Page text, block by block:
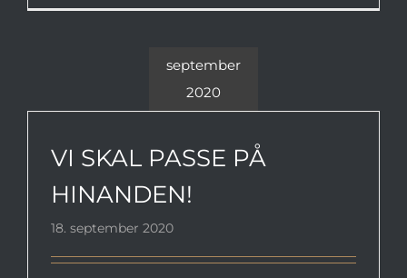
september
2020
VI SKAL PASSE PÅ HINANDEN!
VI SKAL PASSE PÅ
HINANDEN!
18. september 2020